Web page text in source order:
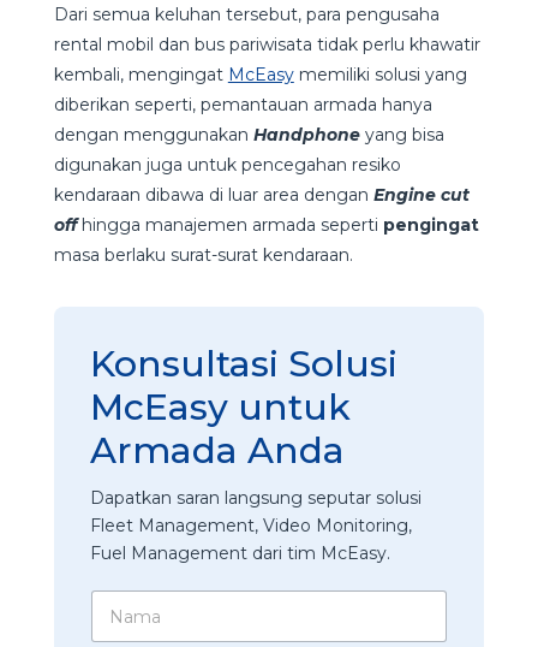
Dari semua keluhan tersebut, para pengusaha
rental mobil dan bus pariwisata tidak perlu khawatir
kembali, mengingat McEasymemiliki solusi yang
diberikan seperti, pemantauan armada hanya
dengan menggunakan Handphone yang bisa
digunakan juga untuk pencegahan resiko
kendaraan dibawa di luar area dengan Engine cut
off hingga manajemen armada seperti pengingat
masa berlaku surat-surat kendaraan.
Konsultasi Solusi
McEasy untuk
Armada Anda
Dapatkan saran langsung seputar solusi
Fleet Management, Video Monitoring,
Fuel Management dari tim McEasy.